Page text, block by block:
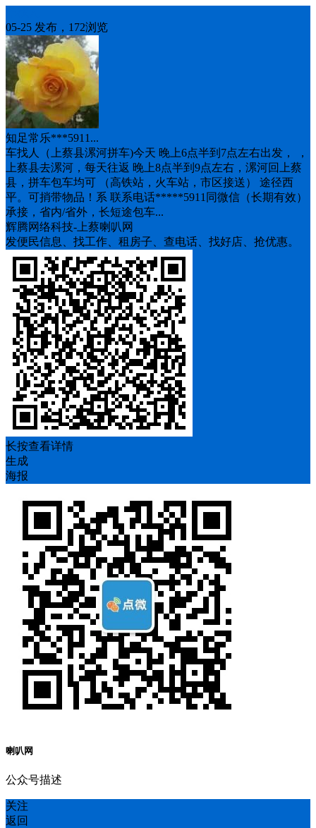
05-25 发布，172浏览
知足常乐***5911...
车找人（上蔡县漯河拼车)今天 晚上6点半到7点左右出发， ，
上蔡县去漯河，每天往返 晚上8点半到9点左右，漯河回上蔡
县，拼车包车均可 （高铁站，火车站，市区接送） 途径西
平。可捎带物品！系 联系电话*****5911同微信（长期有效）
承接，省内/省外，长短途包车...
辉腾网络科技-上蔡喇叭网
发便民信息、找工作、租房子、查电话、找好店、抢优惠。
长按查看详情
生成
海报
喇叭网
公众号描述
关注
返回